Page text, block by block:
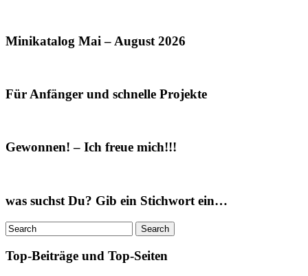
Minikatalog Mai – August 2026
Für Anfänger und schnelle Projekte
Gewonnen! – Ich freue mich!!!
was suchst Du? Gib ein Stichwort ein…
Top-Beiträge und Top-Seiten